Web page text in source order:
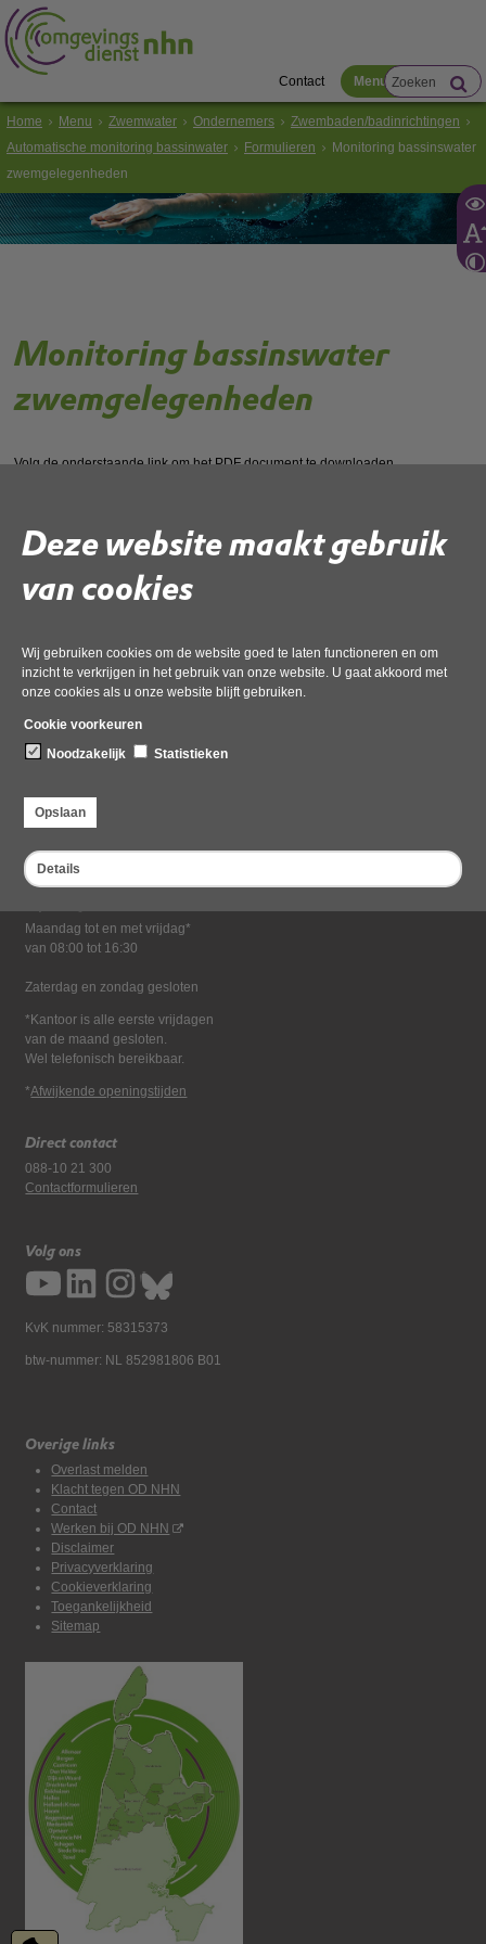
Deze website maakt gebruik
van cookies
Wij gebruiken cookies om de website goed te laten functioneren en om
inzicht te verkrijgen in het gebruik van onze website. U gaat akkoord met
onze cookies als u onze website blijft gebruiken.
Cookie voorkeuren
Noodzakelijk
Statistieken
Opslaan
Details
Contact Menu
Home Menu Zwemwater Ondernemers
Zwembaden/badinrichtingen
Automatische monitoring bassinwater
Formulieren
Monitoring bassinswater
zwemgelegenheden
Monitoring bassinswater
zwemgelegenheden
Volg de onderstaande link om hetPDFdocument te downloaden.
Deel deze pagina
Dampten 2, 1624 NR Hoorn
Postadres
Postbus 2095, 1620 EB Hoorn
Maandag tot en met vrijdag*
van 08:00 tot 16:30
Zaterdag en zondag gesloten
*Kantoor is alle eerste vrijdagen
van de maand gesloten.
Wel telefonisch bereikbaar.
*Afwijkende openingstijden
Direct contact
088-10 21 300
Contactformulieren
Volg ons
KvK nummer: 58315373
btw-nummer: NL 852981806 B01
Overige links
Overlast melden
Klacht tegen OD NHN
Contact
Werken bij OD NHN
Disclaimer
Privacyverklaring
Cookieverklaring
Toegankelijkheid
Sitemap